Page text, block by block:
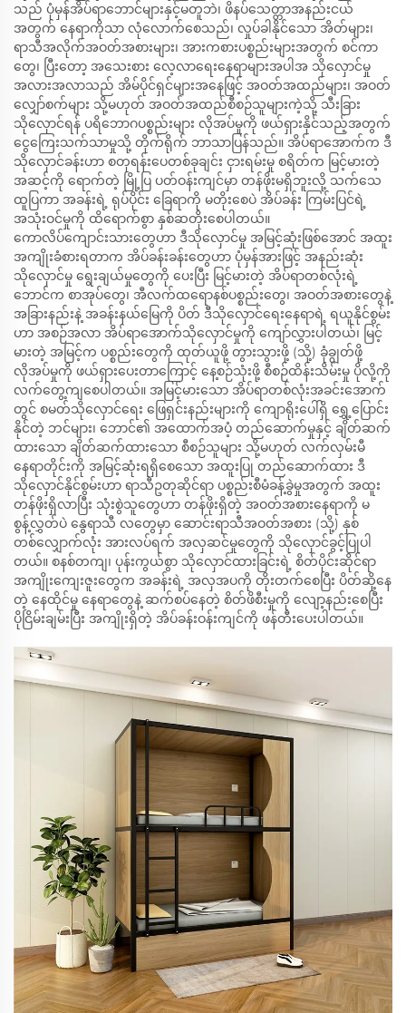
သည် ပုံမှန်အိပ်ရာဘောင်များနှင့်မတူဘဲ၊ ဖိနပ်သေတ္တာအနည်းငယ်
အတွက် နေရာကိုသာ လုံလောက်စေသည်၊ လှုပ်ခါနိုင်သော အိတ်များ၊
ရာသီအလိုက်အဝတ်အစားများ၊ အားကစားပစ္စည်းများအတွက် စင်ကာ
တွေ၊ ပြီးတော့ အသေးစား လေ့လာရေးနေရာများအပါအ သိုလှောင်မှု
အလားအလာသည် အိမ်ပိုင်ရှင်များအနေဖြင့် အဝတ်အထည်များ၊ အဝတ်
လျှော်စက်များ သို့မဟုတ် အဝတ်အထည်စီစဉ်သူများကဲ့သို့ သီးခြား
သိုလှောင်ရန် ပရိဘောဂပစ္စည်းများ လိုအပ်မှုကို ဖယ်ရှားနိုင်သည့်အတွက်
ငွေကြေးသက်သာမှုသို့ တိုက်ရိုက် ဘာသာပြန်သည်။ အိပ်ရာအောက်က ဒီ
သိုလှောင်ခန်းဟာ စတုရန်းပေတစ်ခုချင်း ငှားရမ်းမှု စရိတ်က မြင့်မားတဲ့
အဆင့်ကို ရောက်တဲ့ မြို့ပြ ပတ်ဝန်းကျင်မှာ တန်ဖိုးမရှိဘူးလို့ သက်သေ
ထူပြကာ အခန်းရဲ့ ရုပ်ပိုင်း ခြေရာကို မတိုးစေပဲ အိပ်ခန်း ကြမ်းပြင်ရဲ့
အသုံးဝင်မှုကို ထိရောက်စွာ နှစ်ဆတိုးစေပါတယ်။
ကောလိပ်ကျောင်းသားတွေဟာ ဒီသိုလှောင်မှု အမြင့်ဆုံးဖြစ်အောင် အထူး
အကျိုးခံစားရတာက အိပ်ခန်းခန်းတွေဟာ ပုံမှန်အားဖြင့် အနည်းဆုံး
သိုလှောင်မှု ရွေးချယ်မှုတွေကို ပေးပြီး မြင့်မားတဲ့ အိပ်ရာတစ်လုံးရဲ့
ဘောင်က စာအုပ်တွေ၊ အီလက်ထရောနစ်ပစ္စည်းတွေ၊ အဝတ်အစားတွေနဲ့
အခြားနည်းနဲ့ အခန်းနယ်မြေကို ပိတ် ဒီသိုလှောင်ရေးနေရာရဲ့ ရယူနိုင်စွမ်း
ဟာ အစဉ်အလာ အိပ်ရာအောက်သိုလှောင်မှုကို ကျော်လွှားပါတယ်၊ မြင့်
မားတဲ့ အမြင့်က ပစ္စည်းတွေကို ထုတ်ယူဖို့ တွားသွားဖို့ (သို့) ခုံချွတ်ဖို့
လိုအပ်မှုကို ဖယ်ရှားပေးတာကြောင့် နေ့စဉ်သုံးဖို့ စီစဉ်ထိန်းသိမ်းမှု ပိုလို့ကို
လက်တွေ့ကျစေပါတယ်။ အမြင့်မားသော အိပ်ရာတစ်လုံးအခင်းအောက်
တွင် စမတ်သိုလှောင်ရေး ဖြေရှင်းနည်းများကို ကျောရိုးပေါ်ရှိ ရွှေ့ပြောင်း
နိုင်တဲ့ ဘင်များ၊ ဘောင်၏ အထောက်အပံ့ တည်ဆောက်မှုနှင့် ချိတ်ဆက်
ထားသော ချိတ်ဆက်ထားသော စီစဉ်သူများ သို့မဟုတ် လက်လှမ်းမီ
နေရာတိုင်းကို အမြင့်ဆုံးရရှိစေသော အထူးပြု တည်ဆောက်ထား ဒီ
သိုလှောင်နိုင်စွမ်းဟာ ရာသီဥတုဆိုင်ရာ ပစ္စည်းစီမံခန့်ခွဲမှုအတွက် အထူး
တန်ဖိုးရှိလာပြီး သုံးစွဲသူတွေဟာ တန်ဖိုးရှိတဲ့ အဝတ်အစားနေရာကို မ
စွန့်လွှတ်ပဲ နွေရာသီ လတွေမှာ ဆောင်းရာသီအဝတ်အစား (သို့) နှစ်
တစ်လျှောက်လုံး အားလပ်ရက် အလှဆင်မှုတွေကို သိုလှောင်ခွင့်ပြုပါ
တယ်။ စနစ်တကျ၊ ပုန်းကွယ်စွာ သိုလှောင်ထားခြင်းရဲ့ စိတ်ပိုင်းဆိုင်ရာ
အကျိုးကျေးဇူးတွေက အခန်းရဲ့ အလှအပကို တိုးတက်စေပြီး ပိတ်ဆို့နေ
တဲ့ နေထိုင်မှု နေရာတွေနဲ့ ဆက်စပ်နေတဲ့ စိတ်ဖိစီးမှုကို လျော့နည်းစေပြီး
ပိုငြိမ်းချမ်းပြီး အကျိုးရှိတဲ့ အိပ်ခန်းဝန်းကျင်ကို ဖန်တီးပေးပါတယ်။